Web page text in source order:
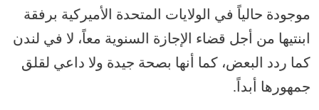
موجودة حالياً في الولايات المتحدة الأميركية برفقة
ابنتيها من أجل قضاء الإجازة السنوية معاً، لا في لندن
كما ردد البعض، كما أنها بصحة جيدة ولا داعي لقلق
جمهورها أبداً.